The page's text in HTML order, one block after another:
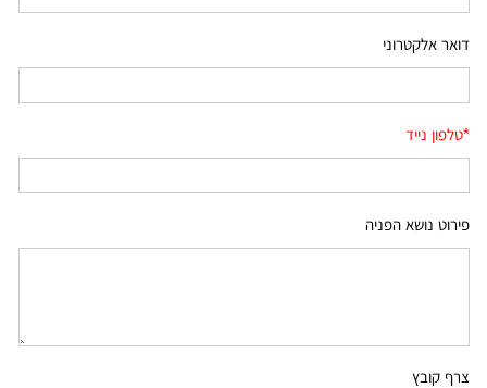
דואר אלקטרוני
*טלפון נייד
פירוט נושא הפניה
צרף קובץ